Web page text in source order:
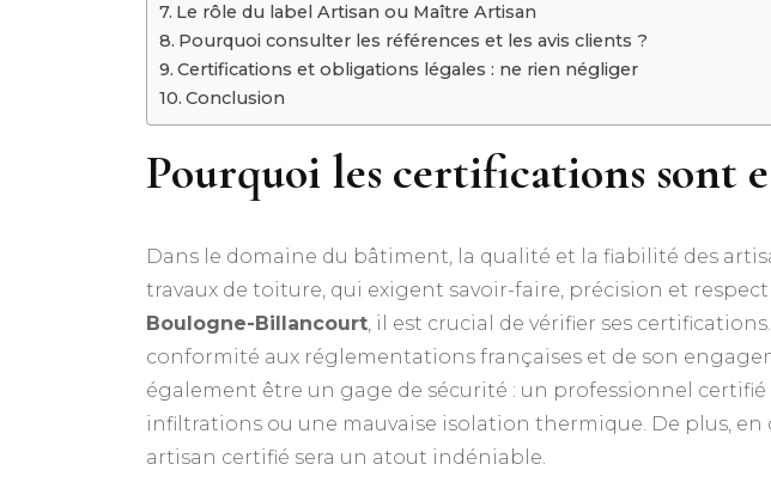
Le rôle du label Artisan ou Maître Artisan
Pourquoi consulter les références et les avis clients ?
Certifications et obligations légales : ne rien négliger
Conclusion
Pourquoi les certifications sont
Dans le domaine du bâtiment, la qualité et la fiabilité des
travaux de toiture, qui exigent savoir-faire, précision et
Boulogne-Billancourt, il est crucial de vérifier ses
conformité aux réglementations françaises et de son
également être un gage de sécurité : un professionnel certifié
infiltrations ou une mauvaise isolation thermique. De plus,
artisan certifié sera un atout indéniable.